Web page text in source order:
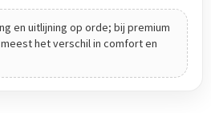
en uitlijning op orde; bij premium
het verschil in comfort en